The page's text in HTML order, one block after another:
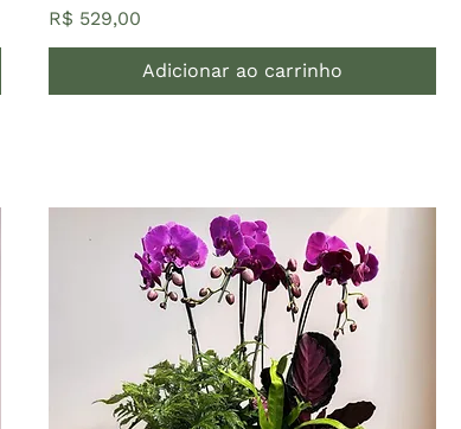
Preço
R$ 529,00
Adicionar ao carrinho